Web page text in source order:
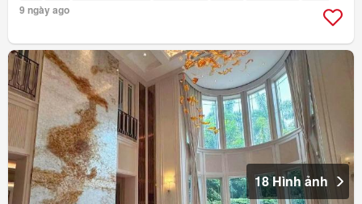
9 ngày ago
18 Hình ảnh